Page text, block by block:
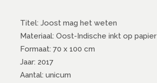
Titel: Joost mag het weten
Materiaal: Oost-Indische inkt op papier
Formaat: 70 x 100 cm
Jaar: 2017
Aantal: unicum